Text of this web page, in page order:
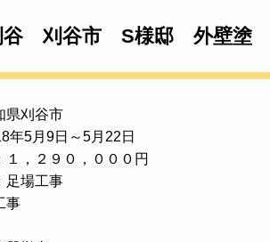
谷 刈谷市 S様邸 外壁塗
県刈谷市
年5月9日～5月22日
１，２９０，０００円
足場工事
事